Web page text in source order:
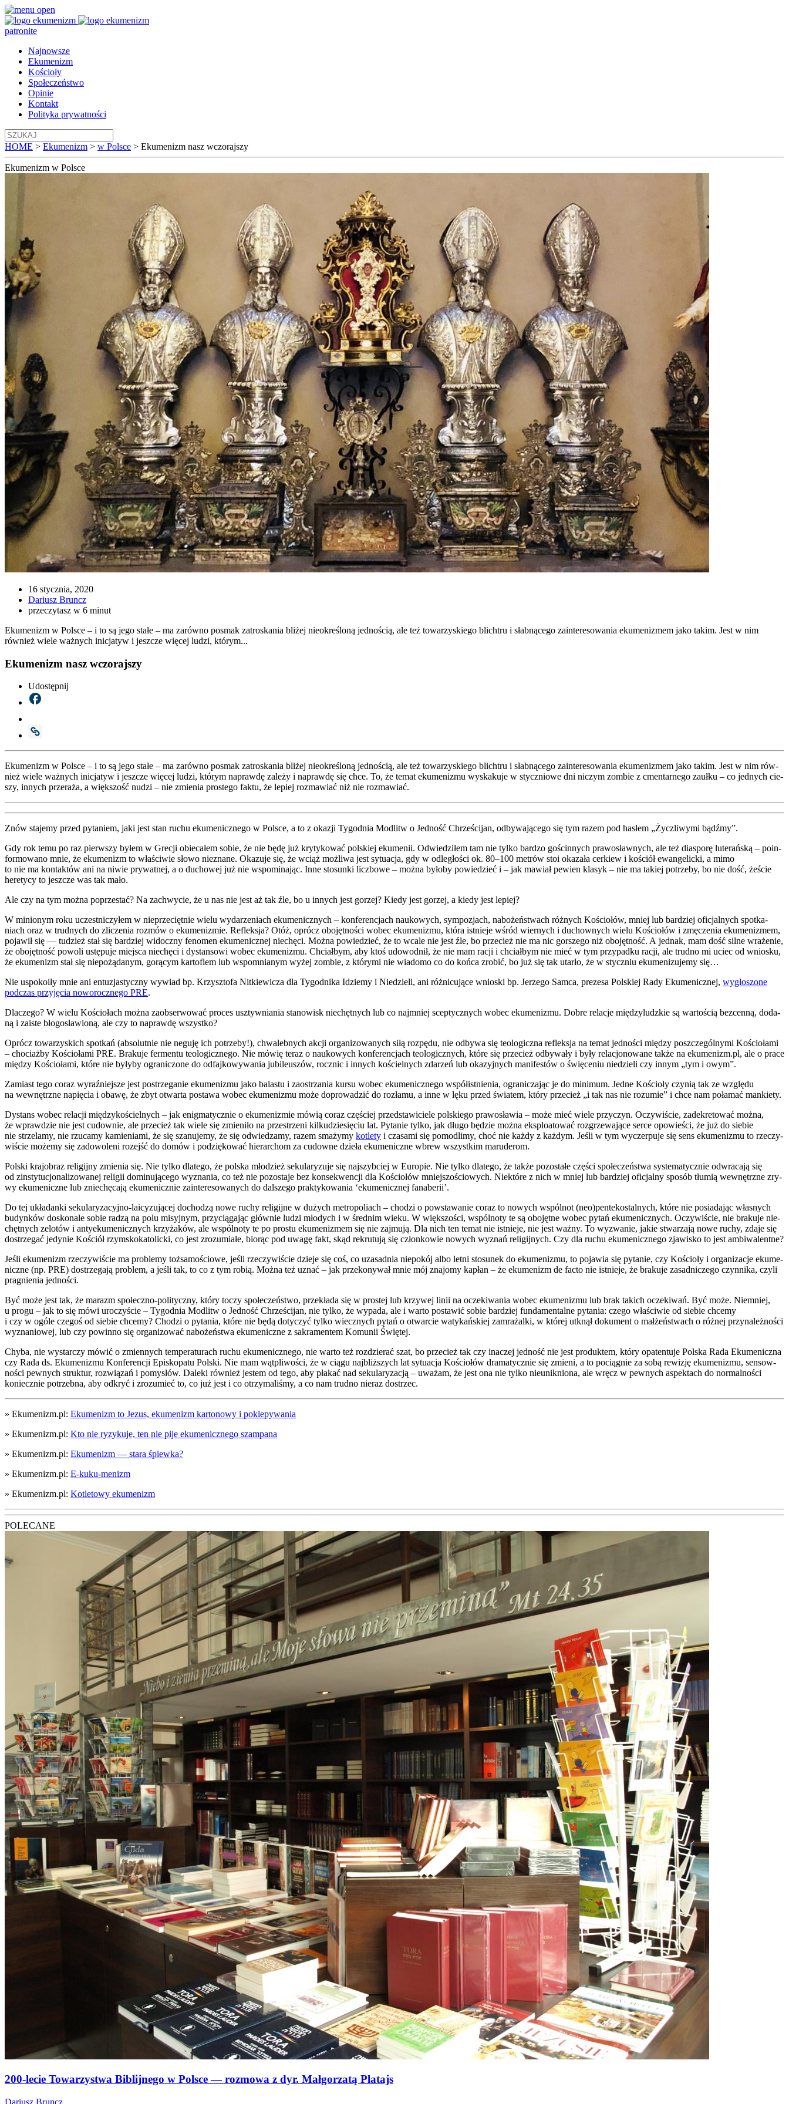
patronite
Najnowsze
Ekumenizm
Kościoły
Społeczeństwo
Opinie
Kontakt
Polityka prywatności
HOME > Ekumenizm > w Polsce > Ekumenizm nasz wczorajszy
Ekumenizm w Polsce
16 stycznia, 2020
Dariusz Bruncz
przeczytasz w 6 minut
Ekumenizm w Polsce – i to są jego stałe – ma zarówno posmak zatroskania bliżej nieokreśloną jednością, ale też towarzyskiego blichtru i słabnącego zainteresowania ekumenizmem jako takim. Jest w nim
również wiele ważnych inicjatyw i jeszcze więcej ludzi, którym...
Ekumenizm nasz wczorajszy
Udostępnij
Eku­me­nizm w Pol­sce – i to są jego sta­łe – ma zarów­no posmak zatro­ska­nia bli­żej nie­okre­ślo­ną jed­no­ścią, ale też towa­rzy­skie­go blich­tru i słab­ną­ce­go zain­te­re­so­wa­nia eku­me­ni­zmem jako takim. Jest w nim rów­
nież wie­le waż­nych ini­cja­tyw i jesz­cze wię­cej ludzi, któ­rym napraw­dę zale­ży i napraw­dę się chce. To, że temat eku­me­ni­zmu wyska­ku­je w stycz­nio­we dni niczym zom­bie z cmen­tar­ne­go zauł­ku – co jed­nych cie­
szy, innych prze­ra­ża, a więk­szość nudzi – nie zmie­nia pro­ste­go fak­tu, że lepiej roz­ma­wiać niż nie roz­ma­wiać.
Znów sta­je­my przed pyta­niem, jaki jest stan ruchu eku­me­nicz­ne­go w Pol­sce, a to z oka­zji Tygo­dnia Modlitw o Jed­ność Chrze­ści­jan, odby­wa­ją­ce­go się tym razem pod hasłem „Życz­li­wy­mi bądź­my”.
Gdy rok temu po raz pierw­szy byłem w Gre­cji obie­ca­łem sobie, że nie będę już kry­ty­ko­wać pol­skiej eku­me­nii. Odwie­dzi­łem tam nie tyl­ko bar­dzo gościn­nych pra­wo­sław­nych, ale też dia­spo­rę lute­rań­ską – poin­
for­mo­wa­no mnie, że eku­me­nizm to wła­ści­wie sło­wo nie­zna­ne. Oka­zu­je się, że wciąż moż­li­wa jest sytu­acja, gdy w odle­gło­ści ok. 80–100 metrów stoi oka­za­ła cer­kiew i kościół ewan­ge­lic­ki, a mimo
to nie ma kon­tak­tów ani na niwie pry­wat­nej, a o ducho­wej już nie wspo­mi­na­jąc. Inne sto­sun­ki licz­bo­we – moż­na było­by powie­dzieć i – jak mawiał pewien kla­syk – nie ma takiej potrze­by, bo nie dość, żeście
here­ty­cy to jesz­cze was tak mało.
Ale czy na tym moż­na poprze­stać? Na zachwy­cie, że u nas nie jest aż tak źle, bo u innych jest gorzej? Kie­dy jest gorzej, a kie­dy jest lepiej?
W minio­nym roku uczest­ni­czy­łem w nie­prze­cięt­nie wie­lu wyda­rze­niach eku­me­nicz­nych – kon­fe­ren­cjach nauko­wych, sym­po­zjach, nabo­żeń­stwach róż­nych Kościo­łów, mniej lub bar­dziej ofi­cjal­nych spo­tka­
niach oraz w trud­nych do zli­cze­nia roz­mów o eku­me­ni­zmie. Reflek­sja? Otóż, oprócz obo­jęt­no­ści wobec eku­me­ni­zmu, któ­ra ist­nie­je wśród wier­nych i duchow­nych wie­lu Kościo­łów i zmę­cze­nia eku­me­ni­zmem,
poja­wił się — tudzież stał się bar­dziej widocz­ny feno­men eku­me­nicz­nej nie­chę­ci. Moż­na powie­dzieć, że to wca­le nie jest źle, bo prze­cież nie ma nic gor­sze­go niż obo­jęt­ność. A jed­nak, mam dość sil­ne wra­że­nie,
że obo­jęt­ność powo­li ustę­pu­je miej­sca nie­chę­ci i dystan­so­wi wobec eku­me­ni­zmu. Chciał­bym, aby ktoś udo­wod­nił, że nie mam racji i chciał­bym nie mieć w tym przy­pad­ku racji, ale trud­no mi uciec od wnio­sku,
że eku­me­nizm stał się nie­po­żą­da­nym, gorą­cym kar­to­flem lub wspo­mnia­nym wyżej zom­bie, z któ­ry­mi nie wia­do­mo co do koń­ca zro­bić, bo już się tak utar­ło, że w stycz­niu eku­me­ni­zu­je­my się…
Nie uspo­ko­iły mnie ani entu­zja­stycz­ny wywiad bp. Krzysz­to­fa Nit­kie­wi­cza dla Tygo­dni­ka Idzie­my i Nie­dzie­li, ani róż­ni­cu­ją­ce wnio­ski bp. Jerze­go Sam­ca, pre­ze­sa Pol­skiej Rady Eku­me­nicz­nej, wygło­szo­ne
pod­czas przy­ję­cia nowo­rocz­ne­go PRE.
Dla­cze­go? W wie­lu Kościo­łach moż­na zaob­ser­wo­wać pro­ces usztyw­nia­nia sta­no­wisk nie­chęt­nych lub co naj­mniej scep­tycz­nych wobec eku­me­ni­zmu. Dobre rela­cje mię­dzy­ludz­kie są war­to­ścią bez­cen­ną, doda­
ną i zaiste bło­go­sła­wio­ną, ale czy to napraw­dę wszyst­ko?
Oprócz towa­rzy­skich spo­tkań (abso­lut­nie nie negu­ję ich potrze­by!), chwa­leb­nych akcji orga­ni­zo­wa­nych siłą roz­pę­du, nie odby­wa się teo­lo­gicz­na reflek­sja na temat jed­no­ści mię­dzy poszcze­gól­ny­mi Kościo­ła­mi
– cho­ciaż­by Kościo­ła­mi PRE. Bra­ku­je fer­men­tu teo­lo­gicz­ne­go. Nie mówię teraz o nauko­wych kon­fe­ren­cjach teo­lo­gicz­nych, któ­re się prze­cież odby­wa­ły i były rela­cjo­no­wa­ne tak­że na ekumenizm.pl, ale o pra­ce
mię­dzy Kościo­ła­mi, któ­re nie były­by ogra­ni­czo­ne do odfaj­ko­wy­wa­nia jubi­le­uszów, rocz­nic i innych kościel­nych zda­rzeń lub oka­zyj­nych mani­fe­stów o świę­ce­niu nie­dzie­li czy innym „tym i owym”.
Zamiast tego coraz wyraź­niej­sze jest postrze­ga­nie eku­me­ni­zmu jako bala­stu i zaostrza­nia kur­su wobec eku­me­nicz­ne­go współ­ist­nie­nia, ogra­ni­cza­jąc je do mini­mum. Jed­ne Kościo­ły czy­nią tak ze wzglę­du
na wewnętrz­ne napię­cia i oba­wę, że zbyt otwar­ta posta­wa wobec eku­me­ni­zmu może dopro­wa­dzić do roz­ła­mu, a inne w lęku przed świa­tem, któ­ry prze­cież „i tak nas nie rozu­mie” i chce nam poła­mać man­kie­ty.
Dystans wobec rela­cji mię­dzy­ko­ściel­nych – jak enig­ma­tycz­nie o eku­me­ni­zmie mówią coraz czę­ściej przed­sta­wi­cie­le pol­skie­go pra­wo­sła­wia – może mieć wie­le przy­czyn. Oczy­wi­ście, zade­kre­to­wać moż­na,
że wpraw­dzie nie jest cudow­nie, ale prze­cież tak wie­le się zmie­ni­ło na prze­strze­ni kil­ku­dzie­się­ciu lat. Pyta­nie tyl­ko, jak dłu­go będzie moż­na eks­plo­ato­wać roz­grze­wa­ją­ce ser­ce opo­wie­ści, że już do sie­bie
nie strze­la­my, nie rzu­ca­my kamie­nia­mi, że się sza­nu­je­my, że się odwie­dza­my, razem sma­ży­my kotle­ty i cza­sa­mi się pomo­dli­my, choć nie każ­dy z każ­dym. Jeśli w tym wyczer­pu­je się sens eku­me­ni­zmu to rze­czy­
wi­ście może­my się zado­wo­le­ni rozejść do domów i podzię­ko­wać hie­rar­chom za cudow­ne dzie­ła eku­me­nicz­ne wbrew wszyst­kim maru­de­rom.
Pol­ski kra­jo­braz reli­gij­ny zmie­nia się. Nie tyl­ko dla­te­go, że pol­ska mło­dzież seku­la­ry­zu­je się naj­szyb­ciej w Euro­pie. Nie tyl­ko dla­te­go, że tak­że pozo­sta­łe czę­ści spo­łe­czeń­stwa sys­te­ma­tycz­nie odwra­ca­ją się
od zin­sty­tu­cjo­na­li­zo­wa­nej reli­gii domi­nu­ją­ce­go wyzna­nia, co też nie pozo­sta­je bez kon­se­kwen­cji dla Kościo­łów mniej­szo­ścio­wych. Nie­któ­re z nich w mniej lub bar­dziej ofi­cjal­ny spo­sób tłu­mią wewnętrz­ne zry­
wy eku­me­nicz­ne lub znie­chę­ca­ją eku­me­nicz­nie zain­te­re­so­wa­nych do dal­sze­go prak­ty­ko­wa­nia ‘eku­me­nicz­nej fana­be­rii’.
Do tej ukła­dan­ki seku­la­ry­za­cyj­no-laicy­zu­ją­cej docho­dzą nowe ruchy reli­gij­ne w dużych metro­po­liach – cho­dzi o powsta­wa­nie coraz to nowych wspól­not (neo)pentekostalnych, któ­re nie posia­da­jąc wła­snych
budyn­ków dosko­na­le sobie radzą na polu misyj­nym, przy­cią­ga­jąc głów­nie ludzi mło­dych i w śred­nim wie­ku. W więk­szo­ści, wspól­no­ty te są obo­jęt­ne wobec pytań eku­me­nicz­nych. Oczy­wi­ście, nie bra­ku­je nie­
chęt­nych zelo­tów i anty­eku­me­nicz­nych krzy­ża­ków, ale wspól­no­ty te po pro­stu eku­me­ni­zmem się nie zaj­mu­ją. Dla nich ten temat nie ist­nie­je, nie jest waż­ny. To wyzwa­nie, jakie stwa­rza­ją nowe ruchy, zda­je się
dostrze­gać jedy­nie Kościół rzym­sko­ka­to­lic­ki, co jest zro­zu­mia­łe, bio­rąc pod uwa­gę fakt, skąd rekru­tu­ją się człon­ko­wie nowych wyznań reli­gij­nych. Czy dla ruchu eku­me­nicz­ne­go zja­wi­sko to jest ambi­wa­lent­ne?
Jeśli eku­me­nizm rze­czy­wi­ście ma pro­ble­my toż­sa­mo­ścio­we, jeśli rze­czy­wi­ście dzie­je się coś, co uza­sad­nia nie­po­kój albo let­ni sto­su­nek do eku­me­ni­zmu, to poja­wia się pyta­nie, czy Kościo­ły i orga­ni­za­cje eku­me­
nicz­ne (np. PRE) dostrze­ga­ją pro­blem, a jeśli tak, to co z tym robią. Moż­na też uznać – jak prze­ko­ny­wał mnie mój zna­jo­my kapłan – że eku­me­nizm de fac­to nie ist­nie­je, że bra­ku­je zasad­ni­cze­go czyn­ni­ka, czy­li
pra­gnie­nia jed­no­ści.
Być może jest tak, że marazm spo­łecz­no-poli­tycz­ny, któ­ry toczy spo­łe­czeń­stwo, prze­kła­da się w pro­stej lub krzy­wej linii na ocze­ki­wa­nia wobec eku­me­ni­zmu lub brak takich ocze­ki­wań. Być może. Nie­mniej,
u pro­gu – jak to się mówi uro­czy­ście – Tygo­dnia Modlitw o Jed­ność Chrze­ści­jan, nie tyl­ko, że wypa­da, ale i war­to posta­wić sobie bar­dziej fun­da­men­tal­ne pyta­nia: cze­go wła­ści­wie od sie­bie chce­my
i czy w ogó­le cze­goś od sie­bie chce­my? Cho­dzi o pyta­nia, któ­re nie będą doty­czyć tyl­ko wiecz­nych pytań o otwar­cie waty­kań­skiej zamra­żal­ki, w któ­rej utknął doku­ment o mał­żeń­stwach o róż­nej przy­na­leż­no­ści
wyzna­nio­wej, lub czy powin­no się orga­ni­zo­wać nabo­żeń­stwa eku­me­nicz­ne z sakra­men­tem Komu­nii Świę­tej.
Chy­ba, nie wystar­czy mówić o zmien­nych tem­pe­ra­tu­rach ruchu eku­me­nicz­ne­go, nie war­to też roz­dzie­rać szat, bo prze­cież tak czy ina­czej jed­ność nie jest pro­duk­tem, któ­ry opa­ten­tu­je Pol­ska Rada Eku­me­nicz­na
czy Rada ds. Eku­me­ni­zmu Kon­fe­ren­cji Epi­sko­pa­tu Pol­ski. Nie mam wąt­pli­wo­ści, że w cią­gu naj­bliż­szych lat sytu­acja Kościo­łów dra­ma­tycz­nie się zmie­ni, a to pocią­gnie za sobą rewi­zję eku­me­ni­zmu, sen­sow­
no­ści pew­nych struk­tur, roz­wią­zań i pomy­słów. Dale­ki rów­nież jestem od tego, aby pła­kać nad seku­la­ry­za­cją – uwa­żam, że jest ona nie tyl­ko nie­unik­nio­na, ale wręcz w pew­nych aspek­tach do nor­mal­no­ści
koniecz­nie potrzeb­na, aby odkryć i zro­zu­mieć to, co już jest i co otrzy­ma­li­śmy, a co nam trud­no nie­raz dostrzec.
» Ekumenizm.pl: Eku­me­nizm to Jezus, eku­me­nizm kar­to­no­wy i pokle­py­wa­nia
» Ekumenizm.pl: Kto nie ryzy­ku­je, ten nie pije eku­me­nicz­ne­go szam­pa­na
» Ekumenizm.pl: Eku­me­nizm — sta­ra śpiew­ka?
» Ekumenizm.pl: E‑ku­ku-menizm
» Ekumenizm.pl: Kotle­to­wy eku­me­nizm
POLECANE
200-lecie Towarzystwa Biblijnego w Polsce — rozmowa z dyr. Małgorzatą Platajs
Dariusz Bruncz